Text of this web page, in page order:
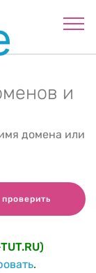
и
домена или
проверить
.